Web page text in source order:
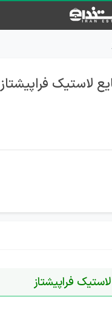
لاستیک فراپیشتاز
فراپیشتاز